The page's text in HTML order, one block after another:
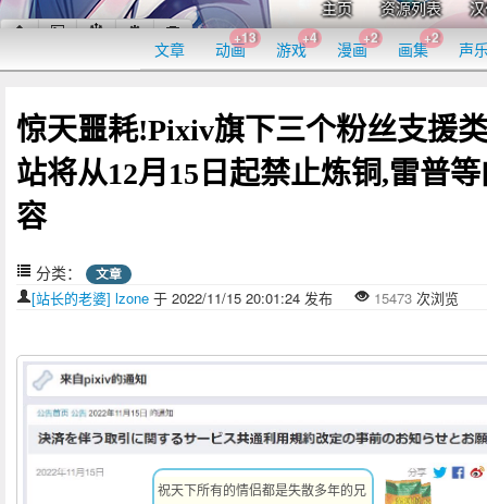
主页 资源列表
文章 动画
+13
游戏
+4
漫画
+2
画集
+2
声
惊天噩耗!Pixiv旗下三个粉丝支援
站将从12月15日起禁止炼铜,雷普
容
分类： 文章
[站长的老婆] lzone 于 2022/11/15 20:01:24 发布 15473 次浏览
祝天下所有的情侣都是失散多年的兄